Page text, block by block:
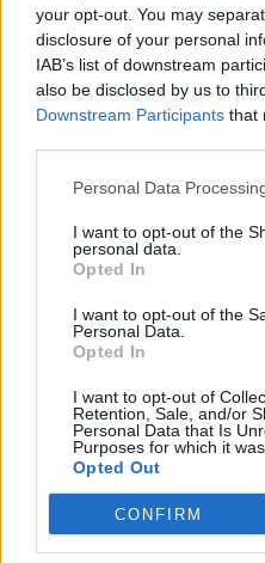
your opt-out. You may
disclosure of your personal
IAB’s list of downstream
also be disclosed by us to
Downstream Participants that
Personal Data
I want to opt-out of the
personal data.
Opted In
I want to opt-out of the
Personal Data.
Opted In
I want to opt-out of
Retention, Sale, and/or
Personal Data that Is
Purposes for which it
Opted Out
CONFIRM
Chanteurs :
Albums :
Paroles + Traduction
Commentaires
Pour prolonger le
Vous aimez chanter,
Télécharger légalement
Télécharger légalement
Trouver des vinyles et des
Trouver un instrument de